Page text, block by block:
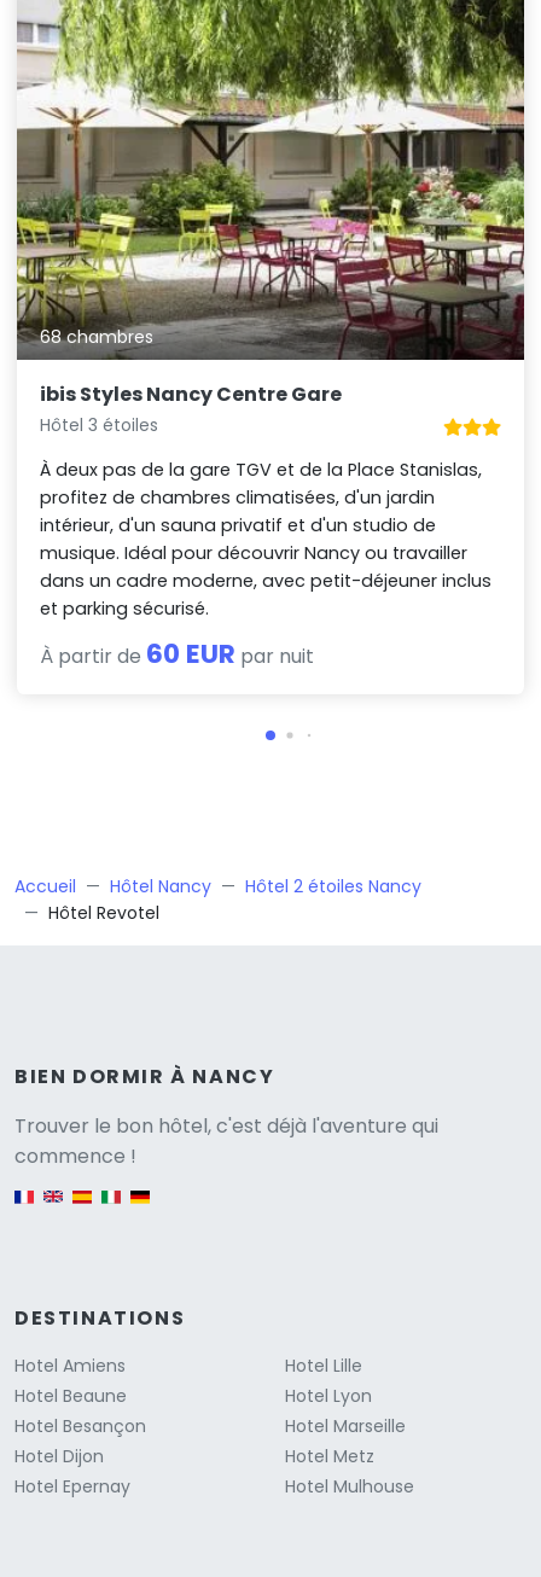
68 chambres
ibis Styles Nancy Centre Gare
Hôtel 3 étoiles
À deux pas de la gare TGV et de la Place Stanislas,
profitez de chambres climatisées, d'un jardin
intérieur, d'un sauna privatif et d'un studio de
musique. Idéal pour découvrir Nancy ou travailler
dans un cadre moderne, avec petit-déjeuner inclus
et parking sécurisé.
À partir de 60 EUR par nuit
Accueil Hôtel Nancy
Hôtel 2 étoiles Nancy
Hôtel Revotel
BIEN DORMIR À NANCY
Trouver le bon hôtel, c'est déjà l'aventure qui
commence !
English version
DESTINATIONS
Hotel Amiens
Hotel Beaune
Hotel Besançon
Hotel Dijon
Hotel Epernay
Hotel Lille
Hotel Lyon
Hotel Marseille
Hotel Metz
Hotel Mulhouse